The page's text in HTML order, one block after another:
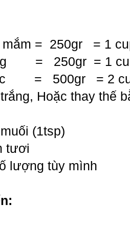
=  250gr   = 1
=   250gr  = 1
=   500gr   = 2
, Hoặc
ối (1tsp)
tươi
lượng tùy mình